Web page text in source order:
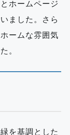
ホームページ
ました。さら
ームな雰囲気
。
を基調とした